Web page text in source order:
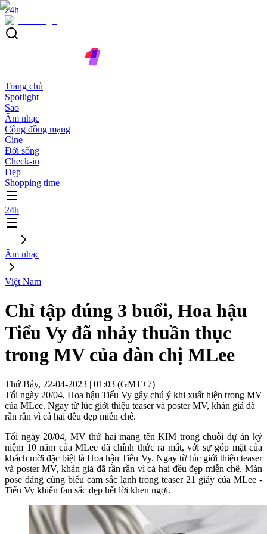
24h
Trang chủ
Spotlight
Sao
Âm nhạc
Cộng đồng mạng
Cine
Đời sống
Check-in
Đẹp
Shopping time
24h
Âm nhạc
Việt Nam
Chỉ tập đúng 3 buổi, Hoa hậu
Tiểu Vy đã nhảy thuần thục
trong MV của đàn chị MLee
Thứ Bảy, 22-04-2023 | 01:03 (GMT+7)
Tối ngày 20/04, Hoa hậu Tiểu Vy gây chú ý khi xuất hiện trong MV
của MLee. Ngay từ lúc giới thiệu teaser và poster MV, khán giả đã
rần rần vì cả hai đều đẹp miễn chê.
Tối ngày 20/04, MV thứ hai mang tên KIM trong chuỗi dự án kỷ
niệm 10 năm của MLee đã chính thức ra mắt, với sự góp mặt của
khách mời đặc biệt là Hoa hậu Tiểu Vy. Ngay từ lúc giới thiệu teaser
và poster MV, khán giả đã rần rần vì cả hai đều đẹp miễn chê. Màn
pose dáng cùng biểu cảm sắc lạnh trong teaser 21 giây của MLee -
Tiểu Vy khiến fan sắc đẹp hết lời khen ngợi.